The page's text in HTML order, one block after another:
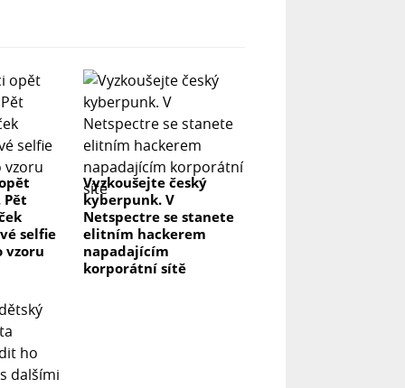
selfie
vzoru
Vyzkoušejte český
kyberpunk. V
Netspectre se stanete
elitním hackerem
napadajícím
korporátní sítě